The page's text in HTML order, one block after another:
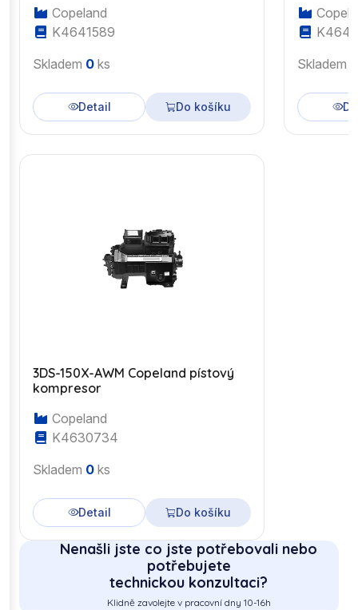
Copeland
K4641589
Skladem 0 ks
Detail Do košíku
Skladem
3DS-150X-AWM Copeland pístový
kompresor
Copeland
K4630734
Skladem 0 ks
Detail Do košíku
Nenašli jste co jste potřebovali nebo
potřebujete
technickou konzultaci?
Klidně zavolejte v pracovní dny 10-16h